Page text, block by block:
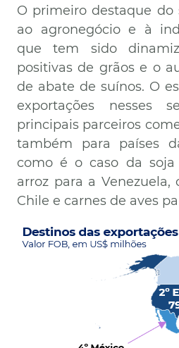
O primeiro destaque do
ao agronegócio e à
que tem sido
positivas de grãos e o
de abate de suínos. O
exportações nesses
principais parceiros
também para países
como é o caso da
arroz para a
Chile e carnes de aves